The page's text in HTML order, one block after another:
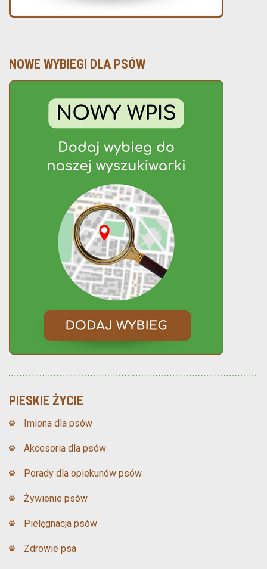
NOWE WYBIEGI DLA PSÓW
PIESKIE ŻYCIE
Imiona dla psów
Akcesoria dla psów
Porady dla opiekunów psów
Żywienie psów
Pielęgnacja psów
Zdrowie psa